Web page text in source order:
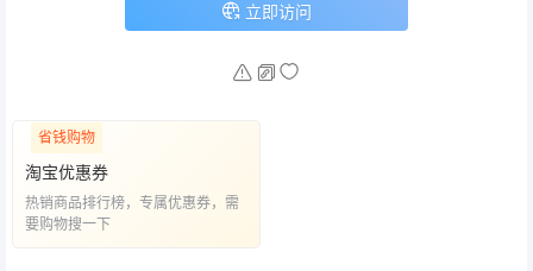
立即访问
省钱购物
淘宝优惠券
热销商品排行榜，专属优惠券，需
要购物搜一下